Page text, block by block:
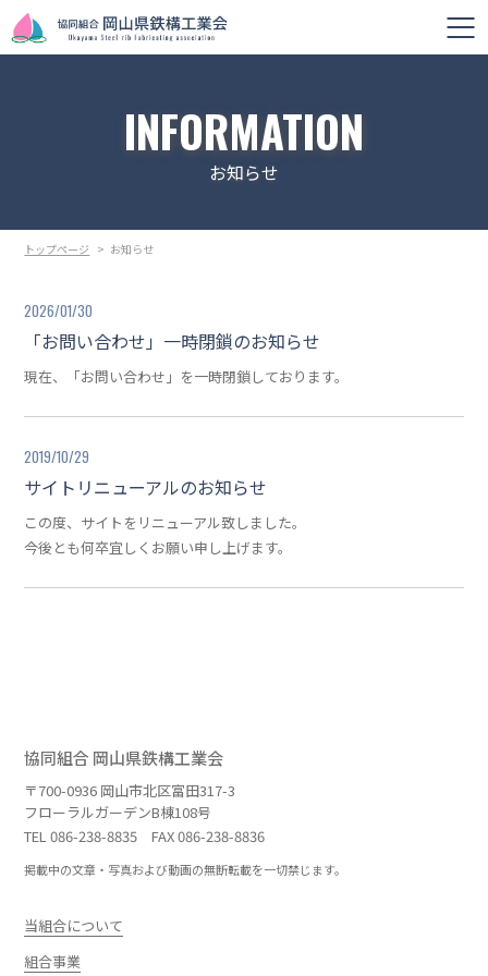
INFORMATION
お知らせ
トップページ > お知らせ
2026/01/30
「お問い合わせ」一時閉鎖のお知らせ
現在、「お問い合わせ」を一時閉鎖しております。
2019/10/29
サイトリニューアルのお知らせ
この度、サイトをリニューアル致しました。
今後とも何卒宜しくお願い申し上げます。
協同組合 岡山県鉄構工業会
〒700-0936 岡山市北区富田317-3
フローラルガーデンB棟108号
TEL086-238-8835 FAX 086-238-8836
掲載中の文章・写真および動画の無断転載を一切禁じます。
当組合について
組合事業